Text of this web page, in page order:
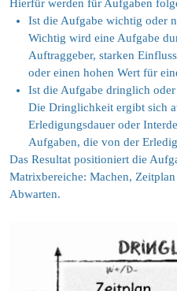
Hierfür werden für Aufgaben
Ist die Aufgabe wichtig oder
Wichtig wird eine Aufgabe
Auftraggeber, starken
oder einen hohen Wert für
Ist die Aufgabe dringlich
Die Dringlichkeit ergibt sich
Erledigungsdauer oder
Aufgaben, die von der
Das Resultat positioniert die
Matrixbereiche: Machen,
Abwarten.